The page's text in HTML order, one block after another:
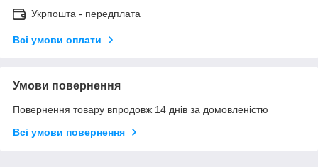
Укрпошта - передплата
Всі умови оплати
Умови повернення
Повернення товару впродовж 14 днів за домовленістю
Всі умови повернення